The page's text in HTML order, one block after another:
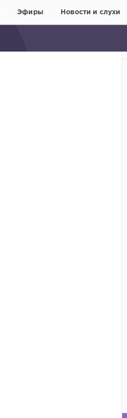
Эфиры Новости и слухи